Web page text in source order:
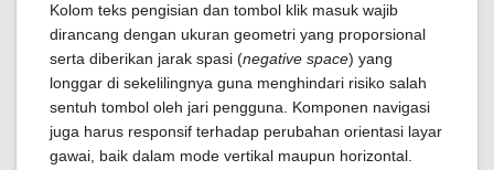
Kolom teks pengisian dan tombol klik masuk wajib
dirancang dengan ukuran geometri yang proporsional
serta diberikan jarak spasi (negative space) yang
longgar di sekelilingnya guna menghindari risiko salah
sentuh tombol oleh jari pengguna. Komponen navigasi
juga harus responsif terhadap perubahan orientasi layar
gawai, baik dalam mode vertikal maupun horizontal.